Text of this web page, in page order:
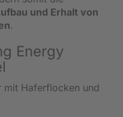
und Erhalt von
.
Energy
mit Haferflocken und